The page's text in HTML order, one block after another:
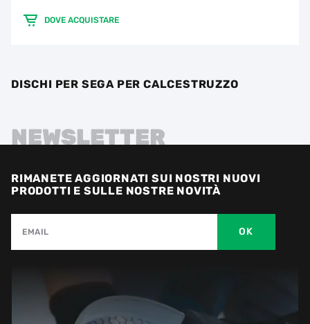
DOVE ACQUISTARE
DISCHI PER SEGA PER CALCESTRUZZO
NEWSLETTER
RIMANETE AGGIORNATI SUI NOSTRI NUOVI
PRODOTTI E SULLE NOSTRE NOVITÀ
EMAIL OK